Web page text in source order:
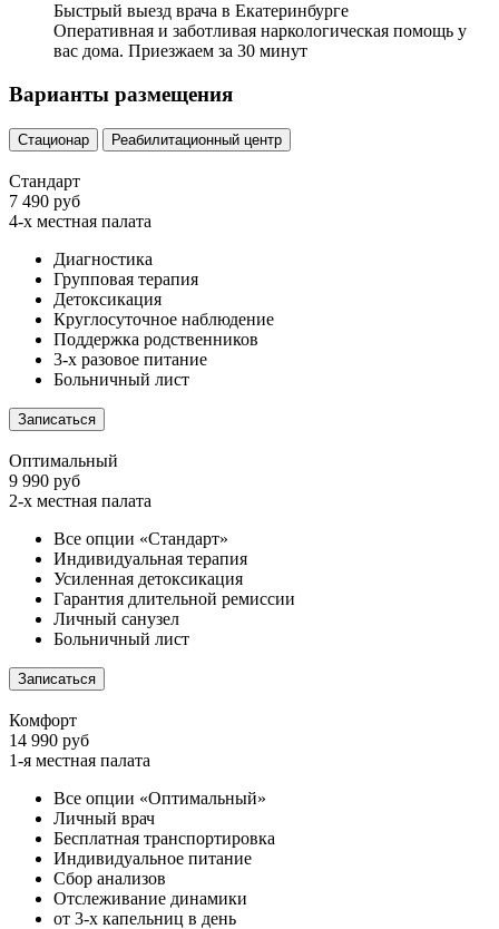
Быстрый выезд врача в Екатеринбурге
Оперативная и заботливая наркологическая помощь у
вас дома. Приезжаем за 30 минут
Варианты размещения
Стационар Реабилитационный центр
Стандарт
7 490 руб
4-х местная палата
Диагностика
Групповая терапия
Детоксикация
Круглосуточное наблюдение
Поддержка родственников
3-х разовое питание
Больничный лист
Записаться
Оптимальный
9 990 руб
2-х местная палата
Все опции «Стандарт»
Индивидуальная терапия
Усиленная детоксикация
Гарантия длительной ремиссии
Личный санузел
Больничный лист
Записаться
Комфорт
14 990 руб
1-я местная палата
Все опции «Оптимальный»
Личный врач
Бесплатная транспортировка
Индивидуальное питание
Сбор анализов
Отслеживание динамики
от 3-х капельниц в день